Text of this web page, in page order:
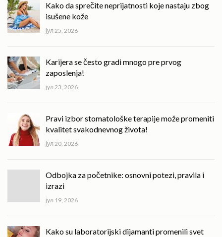
Kako da sprečite neprijatnosti koje nastaju zbog
isušene kože
јул 25, 2026
Karijera se često gradi mnogo pre prvog
zaposlenja!
јул 23, 2026
Pravi izbor stomatološke terapije može promeniti
kvalitet svakodnevnog života!
јул 20, 2026
Odbojka za početnike: osnovni potezi, pravila i
izrazi
јул 19, 2026
Kako su laboratorijski dijamanti promenili svet